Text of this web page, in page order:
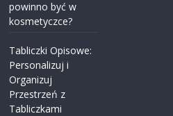
powinno być w
kosmetyczce?
Tabliczki Opisowe:
Personalizuj i
Organizuj
Przestrzeń z
Tabliczkami